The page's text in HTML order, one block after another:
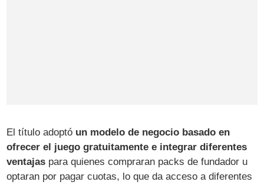
El título adoptó un modelo de negocio basado en
ofrecer el juego gratuitamente e integrar diferentes
ventajas para quienes compraran packs de fundador u
optaran por pagar cuotas, lo que da acceso a diferentes